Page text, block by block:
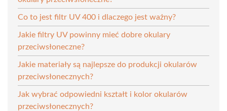
Co to jest filtr UV 400 i dlaczego jest ważny?
Jakie filtry UV powinny mieć dobre okulary
przeciwsłoneczne?
Jakie materiały są najlepsze do produkcji okularów
przeciwsłonecznych?
Jak wybrać odpowiedni kształt i kolor okularów
przeciwsłonecznych?